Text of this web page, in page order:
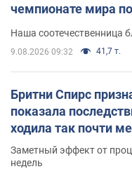
чемпионате мира
Наша соотечественница
9.08.2026 09:32 41,7 т.
Бритни Спирс
показала
ходила так почти
Заметный эффект от
недель